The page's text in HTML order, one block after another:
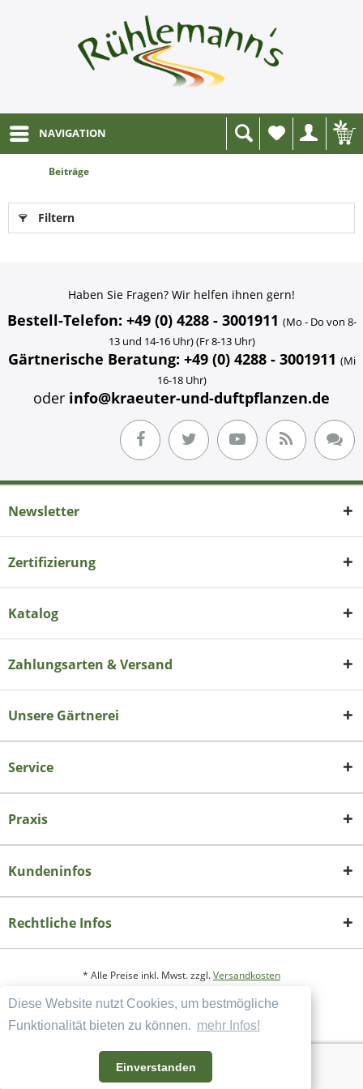
Diese Website nutzt Cookies, um bestmögliche
Funktionalität bieten zu können. mehr Infos!
Einverstanden
NAVIGATION
Wunschliste
Beiträge
Filtern
Haben Sie Fragen? Wir helfen ihnen gern!
Bestell-Telefon: +49 (0) 4288 - 3001911 (Mo - Do von 8-
13 und 14-16 Uhr) (Fr 8-13 Uhr)
Gärtnerische Beratung: +49 (0) 4288 - 3001911 (Mi
16-18 Uhr)
oder info@kraeuter-und-duftpflanzen.de
Newsletter
Zertifizierung
Katalog
Zahlungsarten & Versand
Unsere Gärtnerei
Service
Praxis
Kundeninfos
Rechtliche Infos
* Alle Preise inkl. Mwst. zzgl.Versandkosten
Copyright
Datenschutzerklärung
Widerrufsbelehrung und Muster-Widerrufsformular
AGB und Kundeninformation